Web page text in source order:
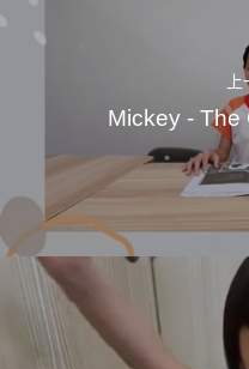
Mickey - The